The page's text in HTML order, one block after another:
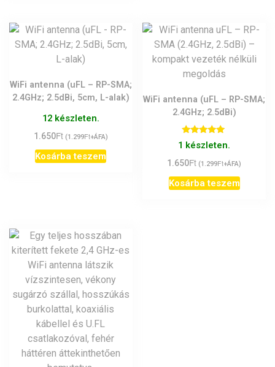
WiFi antenna (uFL – RP-SMA;
2.4GHz; 2.5dBi, 5cm, L-alak)
12 készleten.
1.650Ft (1.299Ft+ÁFA)
Kosárba teszem
WiFi antenna (uFL – RP-SMA;
2.4GHz; 2.5dBi)
Értékelés:
5.00
1 készleten.
1.650Ft (1.299Ft+ÁFA)
Kosárba teszem